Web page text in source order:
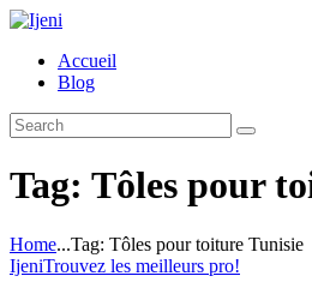
Accueil
Blog
Tag: Tôles pour
Home...Tag: Tôles pour toiture Tunisie
IjeniTrouvez les meilleurs pro!